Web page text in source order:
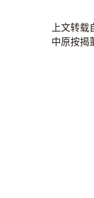
上文转
中原按揭